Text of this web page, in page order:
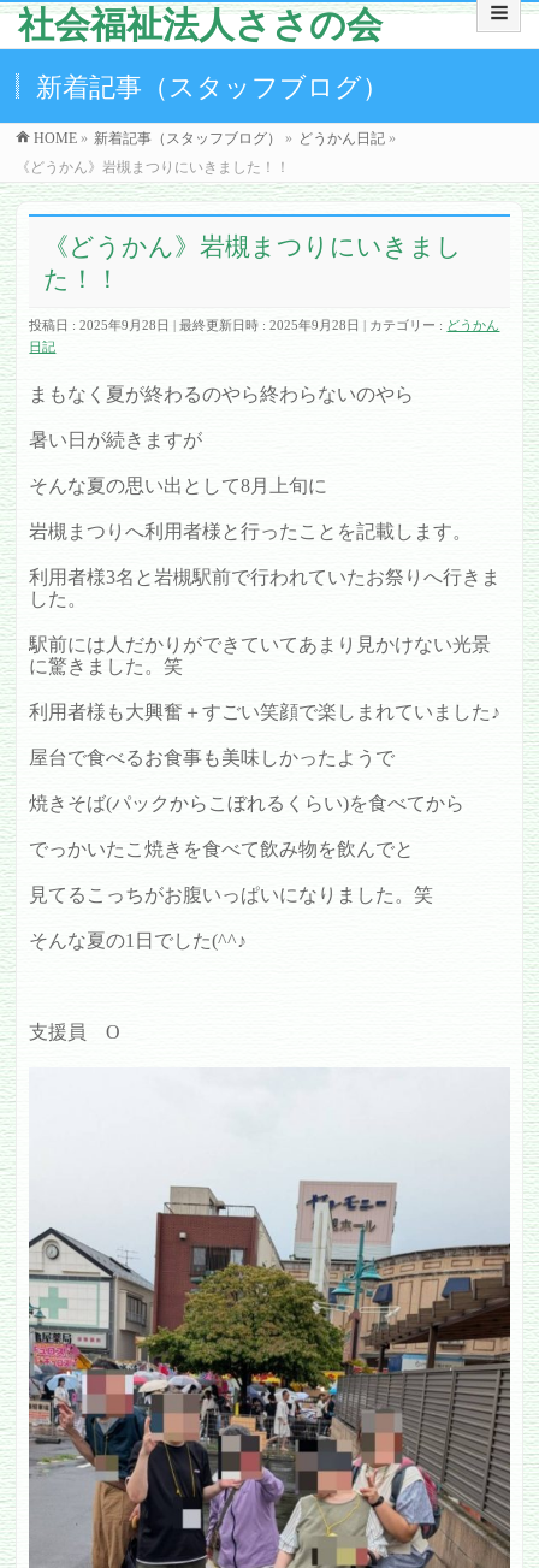
社会福祉法人ささの会
新着記事（スタッフブログ）
HOME » 新着記事（スタッフブログ） » どうかん日記 »
《どうかん》岩槻まつりにいきました！！
《どうかん》岩槻まつりにいきまし
た！！
投稿日 : 2025年9月28日 最終更新日時 : 2025年9月28日 カテゴリー : どうかん
日記
まもなく夏が終わるのやら終わらないのやら
暑い日が続きますが
そんな夏の思い出として8月上旬に
岩槻まつりへ利用者様と行ったことを記載します。
利用者様3名と岩槻駅前で行われていたお祭りへ行きま
した。
駅前には人だかりができていてあまり見かけない光景
に驚きました。笑
利用者様も大興奮＋すごい笑顔で楽しまれていました♪
屋台で食べるお食事も美味しかったようで
焼きそば(パックからこぼれるくらい)を食べてから
でっかいたこ焼きを食べて飲み物を飲んでと
見てるこっちがお腹いっぱいになりました。笑
そんな夏の1日でした(^^♪
支援員 O